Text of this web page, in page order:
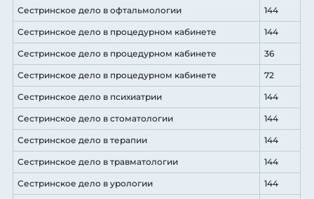
Сестринское дело в офтальмологии 144
Сестринское дело в процедурном кабинете 144
Сестринское дело в процедурном кабинете 36
Сестринское дело в процедурном кабинете 72
Сестринское дело в психиатрии 144
Сестринское дело в стоматологии 144
Сестринское дело в терапии 144
Сестринское дело в травматологии 144
Сестринское дело в урологии 144